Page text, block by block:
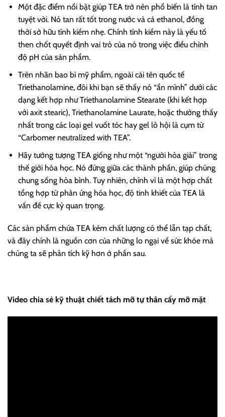
Một đặc điểm nổi bật giúp TEA trở nên phổ biến là tính tan
tuyệt vời. Nó tan rất tốt trong nước và cả ethanol, đồng
thời sở hữu tính kiềm nhẹ. Chính tính kiềm này là yếu tố
then chốt quyết định vai trò của nó trong việc điều chỉnh
độ pH của sản phẩm.
Trên nhãn bao bì mỹ phẩm, ngoài cái tên quốc tế
Triethanolamine, đôi khi bạn sẽ thấy nó “ẩn mình” dưới các
dạng kết hợp như Triethanolamine Stearate (khi kết hợp
với axit stearic), Triethanolamine Laurate, hoặc thường thấy
nhất trong các loại gel vuốt tóc hay gel lô hội là cụm từ
“Carbomer neutralized with TEA”.
Hãy tưởng tượng TEA giống như một “người hòa giải” trong
thế giới hóa học. Nó đứng giữa các thành phần, giúp chúng
chung sống hòa bình. Tuy nhiên, chính vì là một hợp chất
tổng hợp từ phản ứng hóa học, độ tinh khiết của TEA là
vấn đề cực kỳ quan trọng.
Các sản phẩm chứa TEA kém chất lượng có thể lẫn tạp chất,
và đây chính là nguồn cơn của những lo ngại về sức khỏe mà
chúng ta sẽ phân tích kỹ hơn ở phần sau.
Video chia sẻ kỹ thuật chiết tách mỡ tự thân cấy mỡ mặt